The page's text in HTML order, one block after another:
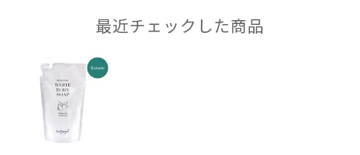
最近チェックした商品